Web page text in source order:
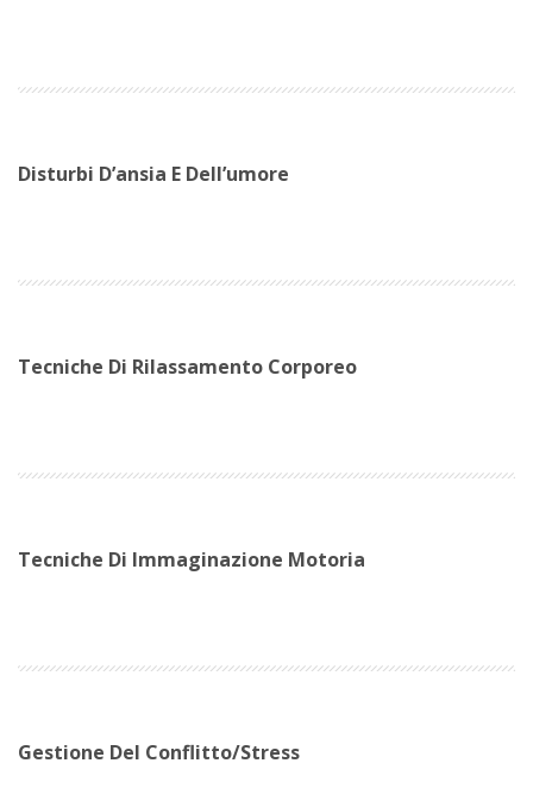
Disturbi D’ansia E Dell’umore
Tecniche Di Rilassamento Corporeo
Tecniche Di Immaginazione Motoria
Gestione Del Conflitto/stress